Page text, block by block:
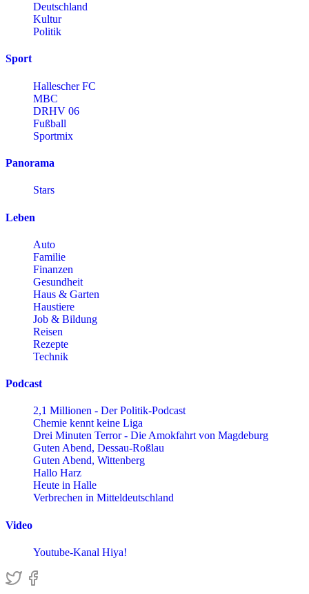
Deutschland
Kultur
Politik
Sport
Hallescher FC
MBC
DRHV 06
Fußball
Sportmix
Panorama
Stars
Leben
Auto
Familie
Finanzen
Gesundheit
Haus & Garten
Haustiere
Job & Bildung
Reisen
Rezepte
Technik
Podcast
2,1 Millionen - Der Politik-Podcast
Chemie kennt keine Liga
Drei Minuten Terror - Die Amokfahrt von Magdeburg
Guten Abend, Dessau-Roßlau
Guten Abend, Wittenberg
Hallo Harz
Heute in Halle
Verbrechen in Mitteldeutschland
Video
Youtube-Kanal Hiya!